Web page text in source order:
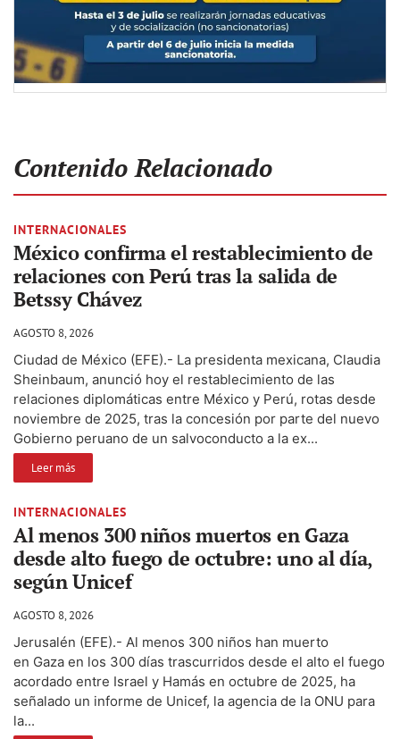
Contenido Relacionado
INTERNACIONALES
México confirma el restablecimiento de
relaciones con Perú tras la salida de
Betssy Chávez
AGOSTO 8, 2026
Ciudad de México (EFE).- La presidenta mexicana, Claudia
Sheinbaum, anunció hoy el restablecimiento de las
relaciones diplomáticas entre México y Perú, rotas desde
noviembre de 2025, tras la concesión por parte del nuevo
Gobierno peruano de un salvoconducto a la ex...
Leer más
INTERNACIONALES
Al menos 300 niños muertos en Gaza
desde alto fuego de octubre: uno al día,
según Unicef
AGOSTO 8, 2026
Jerusalén (EFE).- Al menos 300 niños han muerto
en Gaza en los 300 días trascurridos desde el alto el fuego
acordado entre Israel y Hamás en octubre de 2025, ha
señalado un informe de Unicef, la agencia de la ONU para
la...